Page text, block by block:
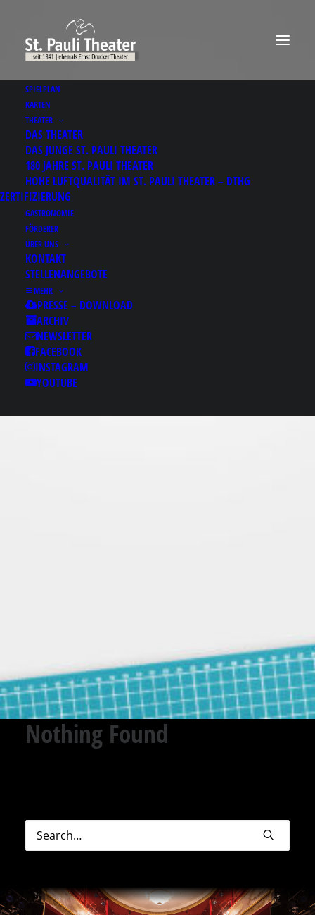
SPIELPLAN
KARTEN
THEATER
DAS THEATER
DAS JUNGE ST. PAULI THEATER
180 JAHRE ST. PAULI THEATER
HOHE LUFTQUALITÄT IM ST. PAULI THEATER – DTHG
ZERTIFIZIERUNG
GASTRONOMIE
FÖRDERER
ÜBER UNS
KONTAKT
STELLENANGEBOTE
MEHR
PRESSE – DOWNLOAD
ARCHIV
NEWSLETTER
FACEBOOK
INSTAGRAM
YOUTUBE
Results for: 부천안마ロ
macho2¸cＯм 부천마초
의밤 부천키스방 부천안
마 부천핸플 부천풀싸롱
Nothing Found